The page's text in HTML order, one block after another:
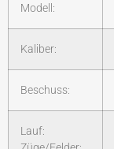
Modell:
Kaliber:
Beschuss:
Lauf: